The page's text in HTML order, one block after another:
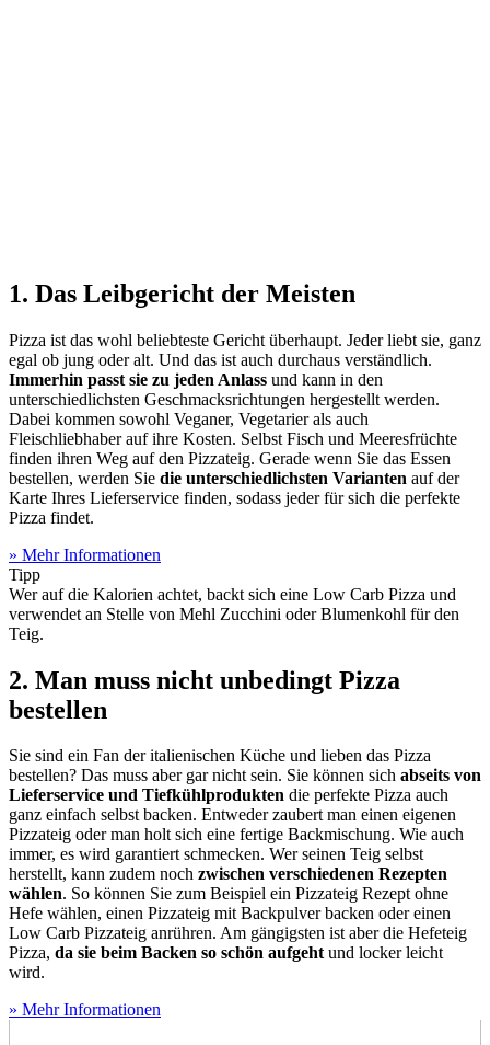
1. Das Leibgericht der Meisten
Pizza ist das wohl beliebteste Gericht überhaupt. Jeder liebt sie, ganz
egal ob jung oder alt. Und das ist auch durchaus verständlich.
Immerhin passt sie zu jeden Anlass und kann in den
unterschiedlichsten Geschmacksrichtungen hergestellt werden.
Dabei kommen sowohl Veganer, Vegetarier als auch
Fleischliebhaber auf ihre Kosten. Selbst Fisch und Meeresfrüchte
finden ihren Weg auf den Pizzateig. Gerade wenn Sie das Essen
bestellen, werden Sie die unterschiedlichsten Varianten auf der
Karte Ihres Lieferservice finden, sodass jeder für sich die perfekte
Pizza findet.
» Mehr Informationen
Tipp
Wer auf die Kalorien achtet, backt sich eine Low Carb Pizza und
verwendet an Stelle von Mehl Zucchini oder Blumenkohl für den
Teig.
2. Man muss nicht unbedingt Pizza
bestellen
Sie sind ein Fan der italienischen Küche und lieben das Pizza
bestellen? Das muss aber gar nicht sein. Sie können sich abseits von
Lieferservice und Tiefkühlprodukten die perfekte Pizza auch
ganz einfach selbst backen. Entweder zaubert man einen eigenen
Pizzateig oder man holt sich eine fertige Backmischung. Wie auch
immer, es wird garantiert schmecken. Wer seinen Teig selbst
herstellt, kann zudem noch zwischen verschiedenen Rezepten
wählen. So können Sie zum Beispiel ein Pizzateig Rezept ohne
Hefe wählen, einen Pizzateig mit Backpulver backen oder einen
Low Carb Pizzateig anrühren. Am gängigsten ist aber die Hefeteig
Pizza, da sie beim Backen so schön aufgehtund locker leicht
wird.
» Mehr Informationen